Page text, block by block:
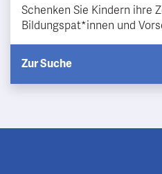
Schenken Sie Kindern ihre
Bildungspat*innen und
Kinder/Jugendliche auf
Es gibt ga…
Zur Suche